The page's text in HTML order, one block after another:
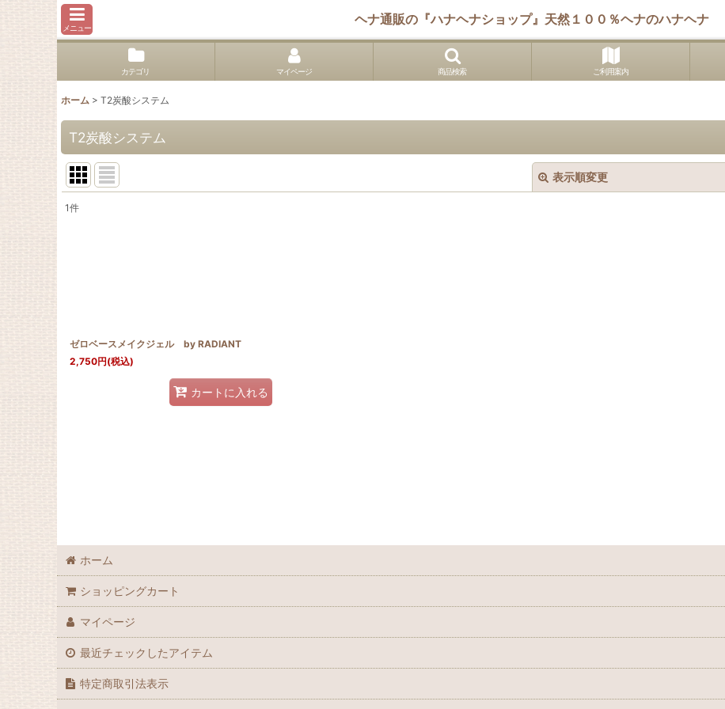
メニュー
ヘナ通販の『ハナヘナショップ』天然１００％ヘナのハナヘナ
カテゴリ マイページ 商品検索 ご利用案内
ホーム > T2炭酸システム
T2炭酸システム
表示順変更
1件
ゼロベースメイクジェル by RADIANT
2,750円(税込)
カートに入れる
ホーム
ショッピングカート
マイページ
最近チェックしたアイテム
特定商取引法表示